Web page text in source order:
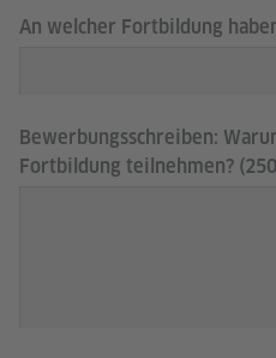
An welcher Fortbildung
Bewerbungsschreiben:
Fortbildung teilnehmen?